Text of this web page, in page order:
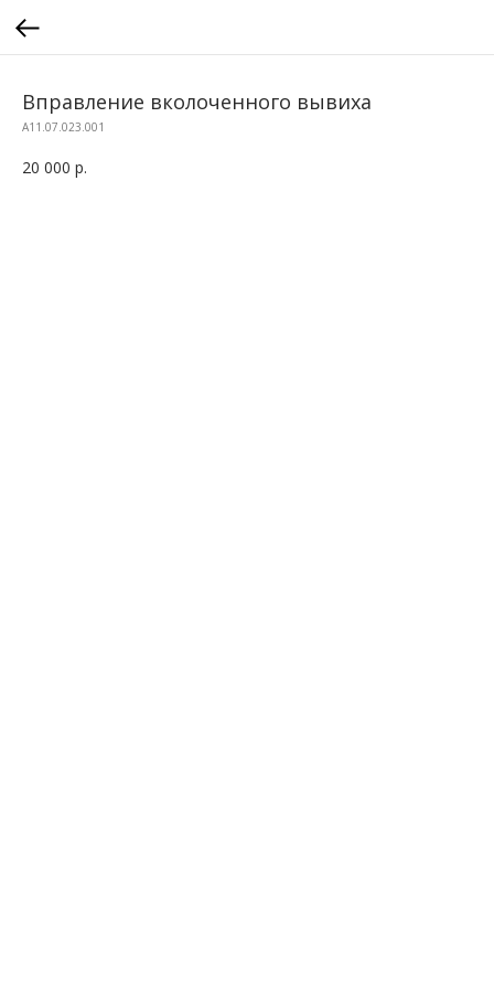
Вправление вколоченного вывиха
A11.07.023.001
20 000 р.